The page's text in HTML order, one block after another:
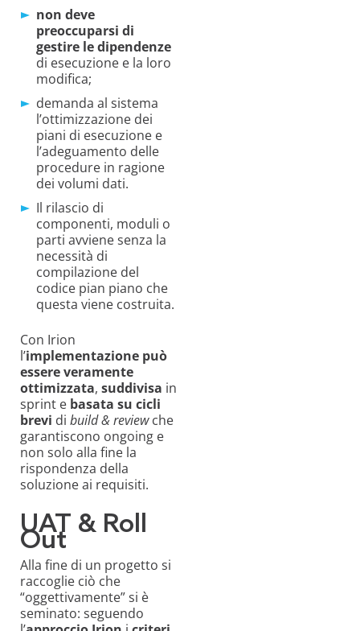
non deve
preoccuparsi di
gestire le dipendenze
di esecuzione e la loro
modifica;
demanda al sistema
l’ottimizzazione dei
piani di esecuzione e
l’adeguamento delle
procedure in ragione
dei volumi dati.
Il rilascio di
componenti, moduli o
parti avviene senza la
necessità di
compilazione del
codice pian piano che
questa viene costruita.
Con Irion
l’implementazione può
essere veramente
ottimizzata, suddivisa in
sprint e basata su cicli
brevi di build & reviewche
garantiscono ongoing e
non solo alla fine la
rispondenza della
soluzione ai requisiti.
UAT & Roll
Out
Alla fine di un progetto si
raccoglie ciò che
“oggettivamente” si è
seminato: seguendo